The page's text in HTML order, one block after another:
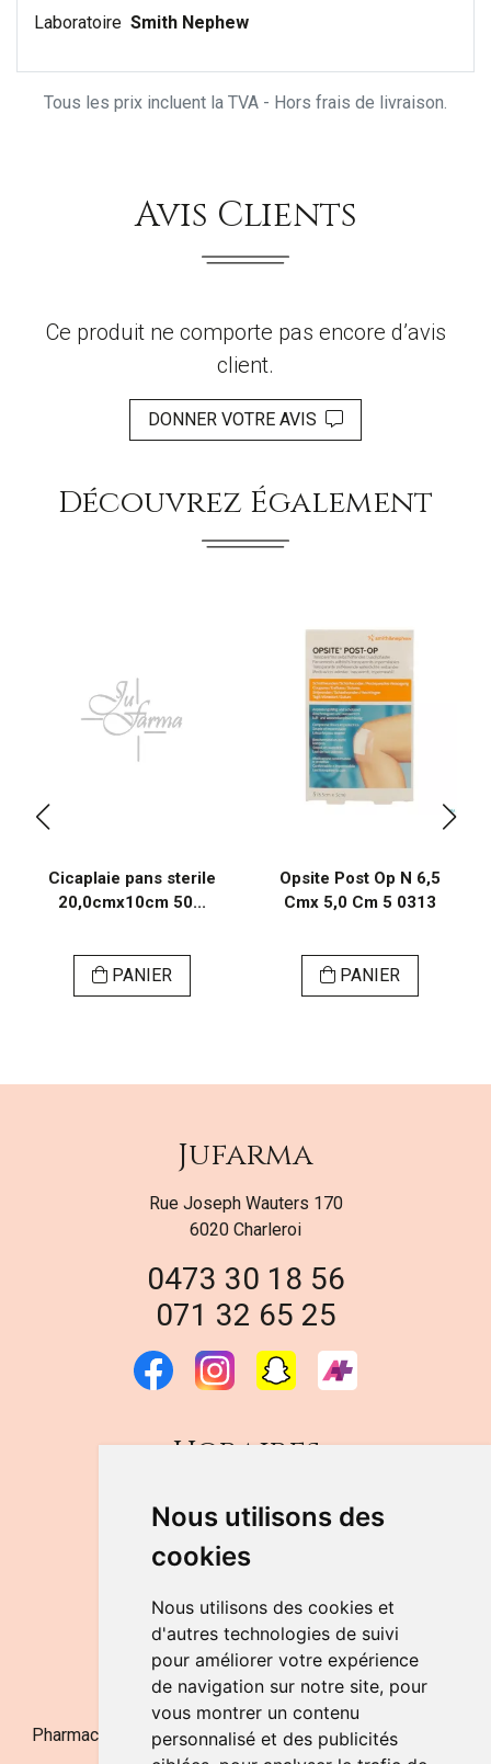
Nous utilisons des
cookies
Nous utilisons des cookies et
d'autres technologies de suivi
pour améliorer votre expérience
de navigation sur notre site, pour
vous montrer un contenu
personnalisé et des publicités
Laboratoire Smith Nephew
Tous les prix incluent la TVA - Hors frais de livraison.
Avis Clients
Ce produit ne comporte pas encore d’avis
client.
DONNER VOTRE AVIS
Découvrez Également
Cicaplaie pans sterile
20,0cmx10cm 50...
PANIER
Opsite Post Op N 6,5
Cmx 5,0 Cm 5 0313
PANIER
Jufarma
Rue Joseph Wauters 170
6020 Charleroi
0473 30 18 56
071 32 65 25
Horaires
DU LUNDI AU VENDREDI
de 9h à 12h30 et de 14h à 18h
LE SAMEDI
de 9h à 12h30
NOUS CONTACTER
Pharmacie Jufarma - Fatima Abachra - APB 521704 - N°